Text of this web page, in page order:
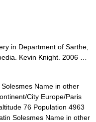
in Department of Sarthe,
Kevin Knight. 2006 …
Name in other
City Europe/Paris
76 Population 4963
Solesmes Name in other